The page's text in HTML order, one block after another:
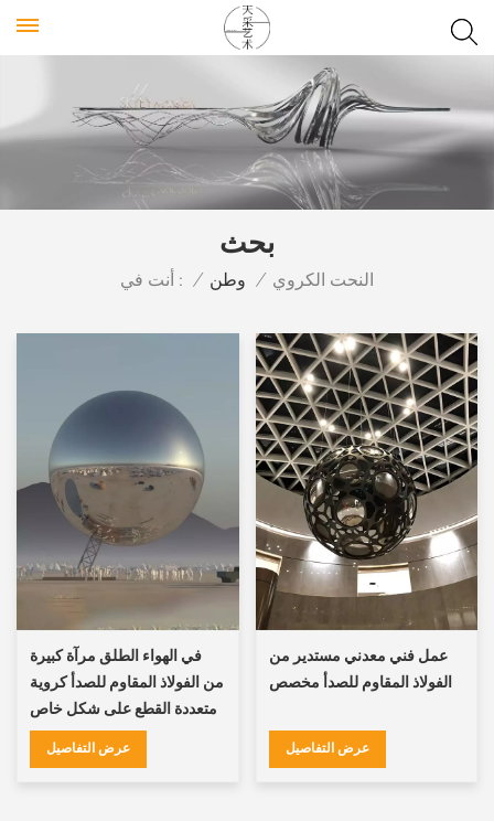
بحث
أنت في : / وطن / النحت الكروي
في الهواء الطلق مرآة كبيرة
من الفولاذ المقاوم للصدأ كروية
متعددة القطع على شكل خاص
تخصيص النحت
عرض التفاصيل
عمل فني معدني مستدير من
الفولاذ المقاوم للصدأ مخصص
عرض التفاصيل